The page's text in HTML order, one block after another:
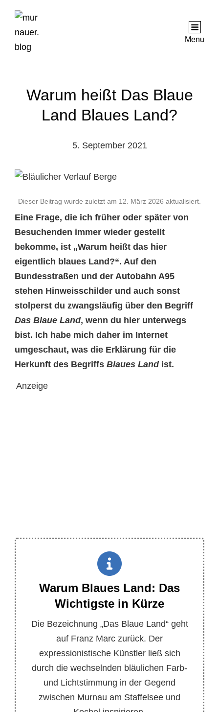
Menu
Warum heißt Das Blaue
Land Blaues Land?
5. September 2021
Dieser Beitrag wurde zuletzt am 12. März 2026 aktualisiert.
Eine Frage, die ich früher oder später von
Besuchenden immer wieder gestellt
bekomme, ist „Warum heißt das hier
eigentlich blaues Land?“. Auf den
Bundesstraßen und der Autobahn A95
stehen Hinweisschilder und auch sonst
stolperst du zwangsläufig über den Begriff
Das Blaue Land, wenn du hier unterwegs
bist. Ich habe mich daher im Internet
umgeschaut, was die Erklärung für die
Herkunft des Begriffs Blaues Landist.
Anzeige
Warum Blaues Land: Das
Wichtigste in Kürze
Die Bezeichnung „Das Blaue Land“ geht
auf Franz Marc zurück. Der
expressionistische Künstler ließ sich
durch die wechselnden bläulichen Farb-
und Lichtstimmung in der Gegend
zwischen Murnau am Staffelsee und